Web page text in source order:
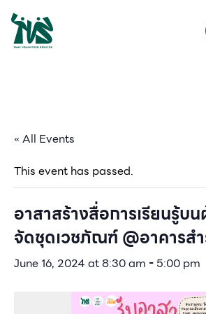
gv-
« All Events
This event has passed.
อาสาสร้างสื่อการเรียนรู้บน
จัดชุดเวชภัณฑ์ @อาคารส
June 16, 2024 at 8:30 am - 5:00 pm